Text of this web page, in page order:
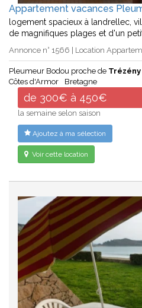
Appartement vacances
logement spacieux à landrellec,
de magnifiques plages et d'un
Annonce n° 1566 | Location
Pleumeur Bodou proche de Trézény
Côtes d'Armor
Bretagne
de 300€ à 450€
la semaine selon saison
Ajoutez à ma sélection
Voir cette location